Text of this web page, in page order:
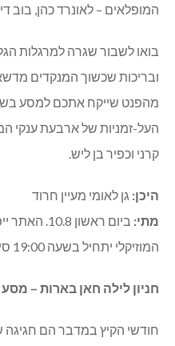
המופלאים – לאונרד כהן, בוב
בואו לשבור שגרה למרגלות
ובריכות שכשוך המנקדים
העל-זמניות של ארבעת ענקי
קרני וכפיר בן ליש.
היכן: גן לאומי מעיין חרוד
מתי: ביום ראשון האתר
המוזיקלי יתחיל בשעה 19:00
חניון לילה חאן בארות – מסע
חודשי הקיץ במדבר הם חגיגה